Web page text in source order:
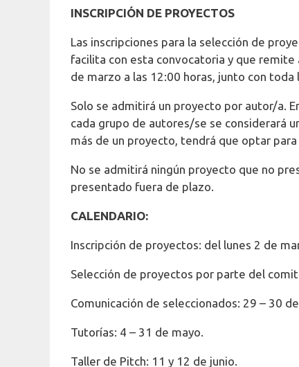
INSCRIPCIÓN DE PROYECTOS
Las inscripciones para la selección de
facilita con esta convocatoria y que
de marzo a las 12:00 horas, junto con toda
Solo se admitirá un proyecto por autor/a.
cada grupo de autores/se se considerará
más de un proyecto, tendrá que optar
No se admitirá ningún proyecto que no
presentado fuera de plazo.
CALENDARIO:
Inscripción de proyectos: del lunes 2 de
Selección de proyectos por parte del
Comunicación de seleccionados: 29 – 30 de
Tutorías: 4 – 31 de mayo.
Taller de Pitch: 11 y 12 de junio.